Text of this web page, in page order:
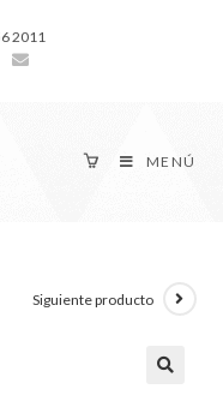
2011
MENÚ
Siguiente producto